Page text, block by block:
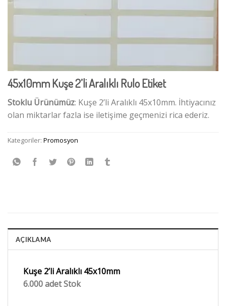
45x10mm Kuşe 2’li Aralıklı Rulo Etiket
Stoklu Ürünümüz: Kuşe 2’li Aralıklı 45x10mm. İhtiyacınız
olan miktarlar fazla ise iletişime geçmenizi rica ederiz.
Kategoriler: Promosyon
AÇIKLAMA
Kuşe 2’li Aralıklı 45x10mm
6.000 adet Stok